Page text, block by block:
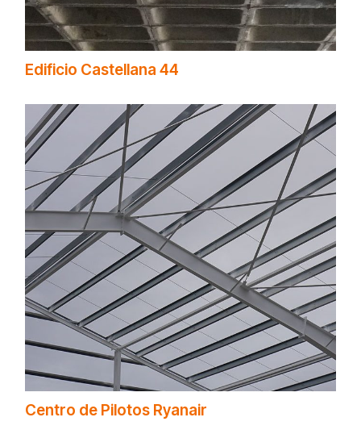
Edificio Castellana 44
Centro de Pilotos Ryanair